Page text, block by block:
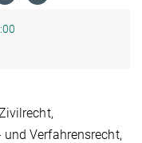
Verfahrensrecht,